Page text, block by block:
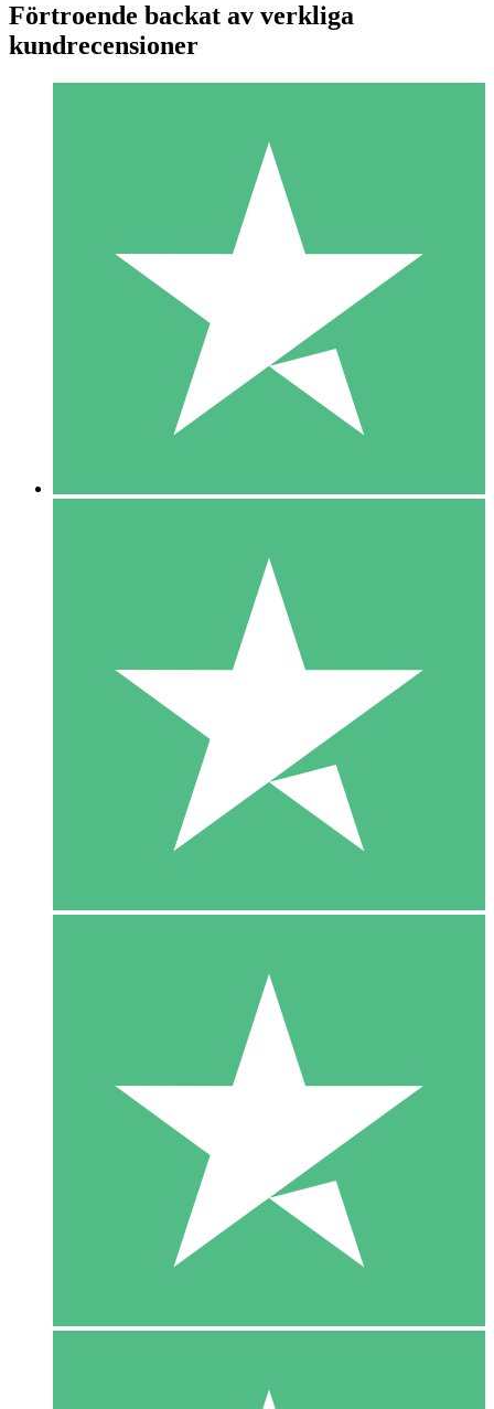
Individuella Kreditpaket
Betala per användning med nedladdningskrediter. Inget
1 Nedladdningar
10 00
10 Nedladdningar
20 00
Förtroende backat av verkliga
kundrecensioner